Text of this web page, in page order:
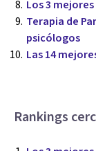
Los 3
Terapia de
psicólogos
Las 14
Rankings